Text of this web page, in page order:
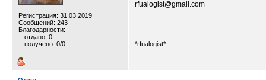
Регистрация: 31.03.2019
Сообщений: 243
Благодарности:
отдано: 0
получено: 0/0
rfualogist@gmail.com
*rfualogist*